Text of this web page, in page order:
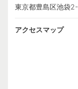
東京都豊島区池袋
アクセスマップ